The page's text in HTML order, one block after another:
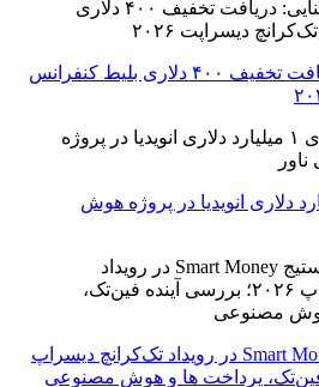
فرصت استثنایی: دریافت تخفیف ۴۰۰ دلاری بلیط کنفرانس
۱ میلیارد دلاری انویدیا در پروژه هوش
رونمایی از استیج Smart Money در رویداد تک‌کرانچ دیسراپ